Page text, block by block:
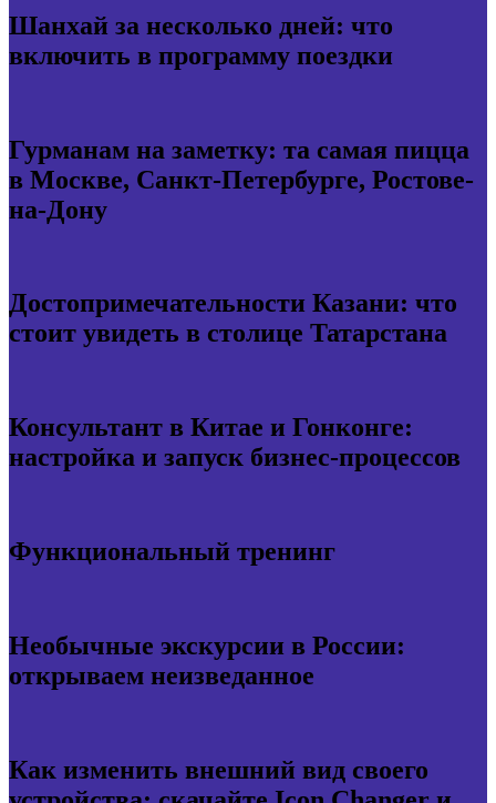
Шанхай за несколько дней: что
включить в программу поездки
Гурманам на заметку: та самая пицца
в Москве, Санкт-Петербурге, Ростове-
на-Дону
Достопримечательности Казани: что
стоит увидеть в столице Татарстана
Консультант в Китае и Гонконге:
настройка и запуск бизнес-процессов
Функциональный тренинг
Необычные экскурсии в России:
открываем неизведанное
Как изменить внешний вид своего